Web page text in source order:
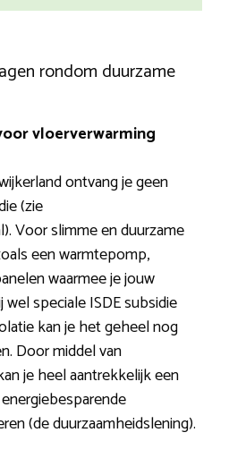
rondom duurzame
vloerverwarming
ontvang je geen
(zie
Voor slimme en duurzame
een warmtepomp,
waarmee je jouw
speciale ISDE subsidie
kan je het geheel nog
Door middel van
je heel aantrekkelijk een
(de duurzaamheidslening).